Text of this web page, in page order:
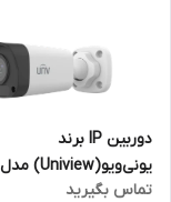
دوربین IP برند
یونی‌ویو(Uniview) مدل
تماس بگیرید